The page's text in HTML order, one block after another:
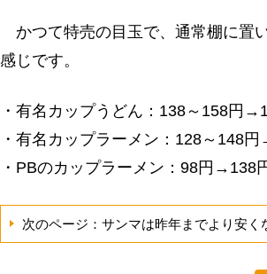
かつて特売の目玉で、通常棚に置
感じです。
・有名カップうどん：138～158円
・有名カップラーメン：128～148
・PBのカップラーメン：98円→138
次のページ：サンマは昨年までより安く